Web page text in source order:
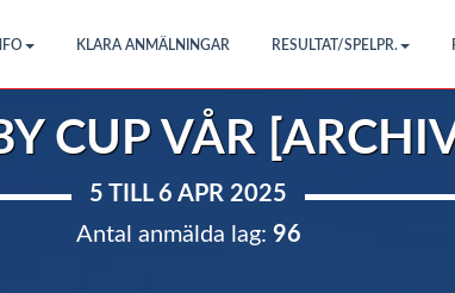
KLARA ANMÄLNINGAR RESULTAT/SPELPR.
CUP VÅR
5 TILL 6 APR 2025
Antal anmälda lag: 96